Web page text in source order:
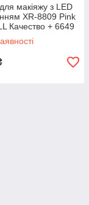
макіяжу з LED
XR-8809 Pink
Качество + 6649